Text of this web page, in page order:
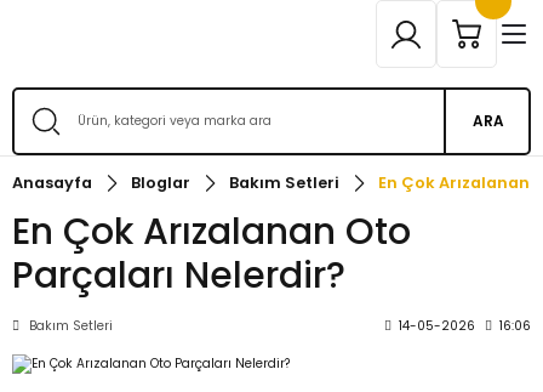
ARA
Anasayfa Bloglar Bakım Setleri En Çok Arızalanan
En Çok Arızalanan Oto
Parçaları Nelerdir?
Bakım Setleri 14-05-2026 16:06